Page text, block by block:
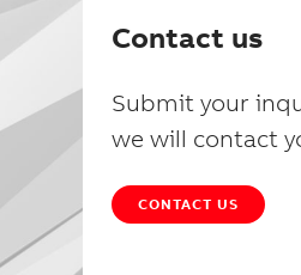
Contact us
Submit your
we will contact
CONTACT US